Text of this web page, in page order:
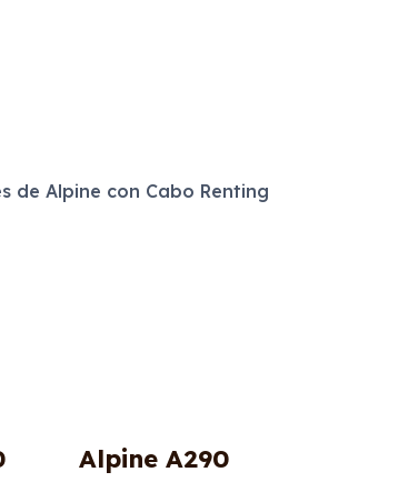
de Alpine con Cabo Renting
Alpine A290